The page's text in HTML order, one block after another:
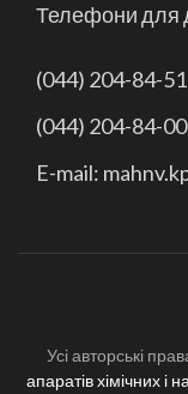
Телефони для
(044) 204-84-51
(044) 204-84-
E-mail:
Усі авторські
апаратів хімічних і